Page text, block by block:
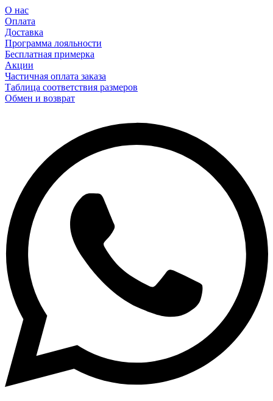
О нас
Оплата
Доставка
Программа лояльности
Бесплатная примерка
Акции
Частичная оплата заказа
Таблица соответствия размеров
Обмен и возврат